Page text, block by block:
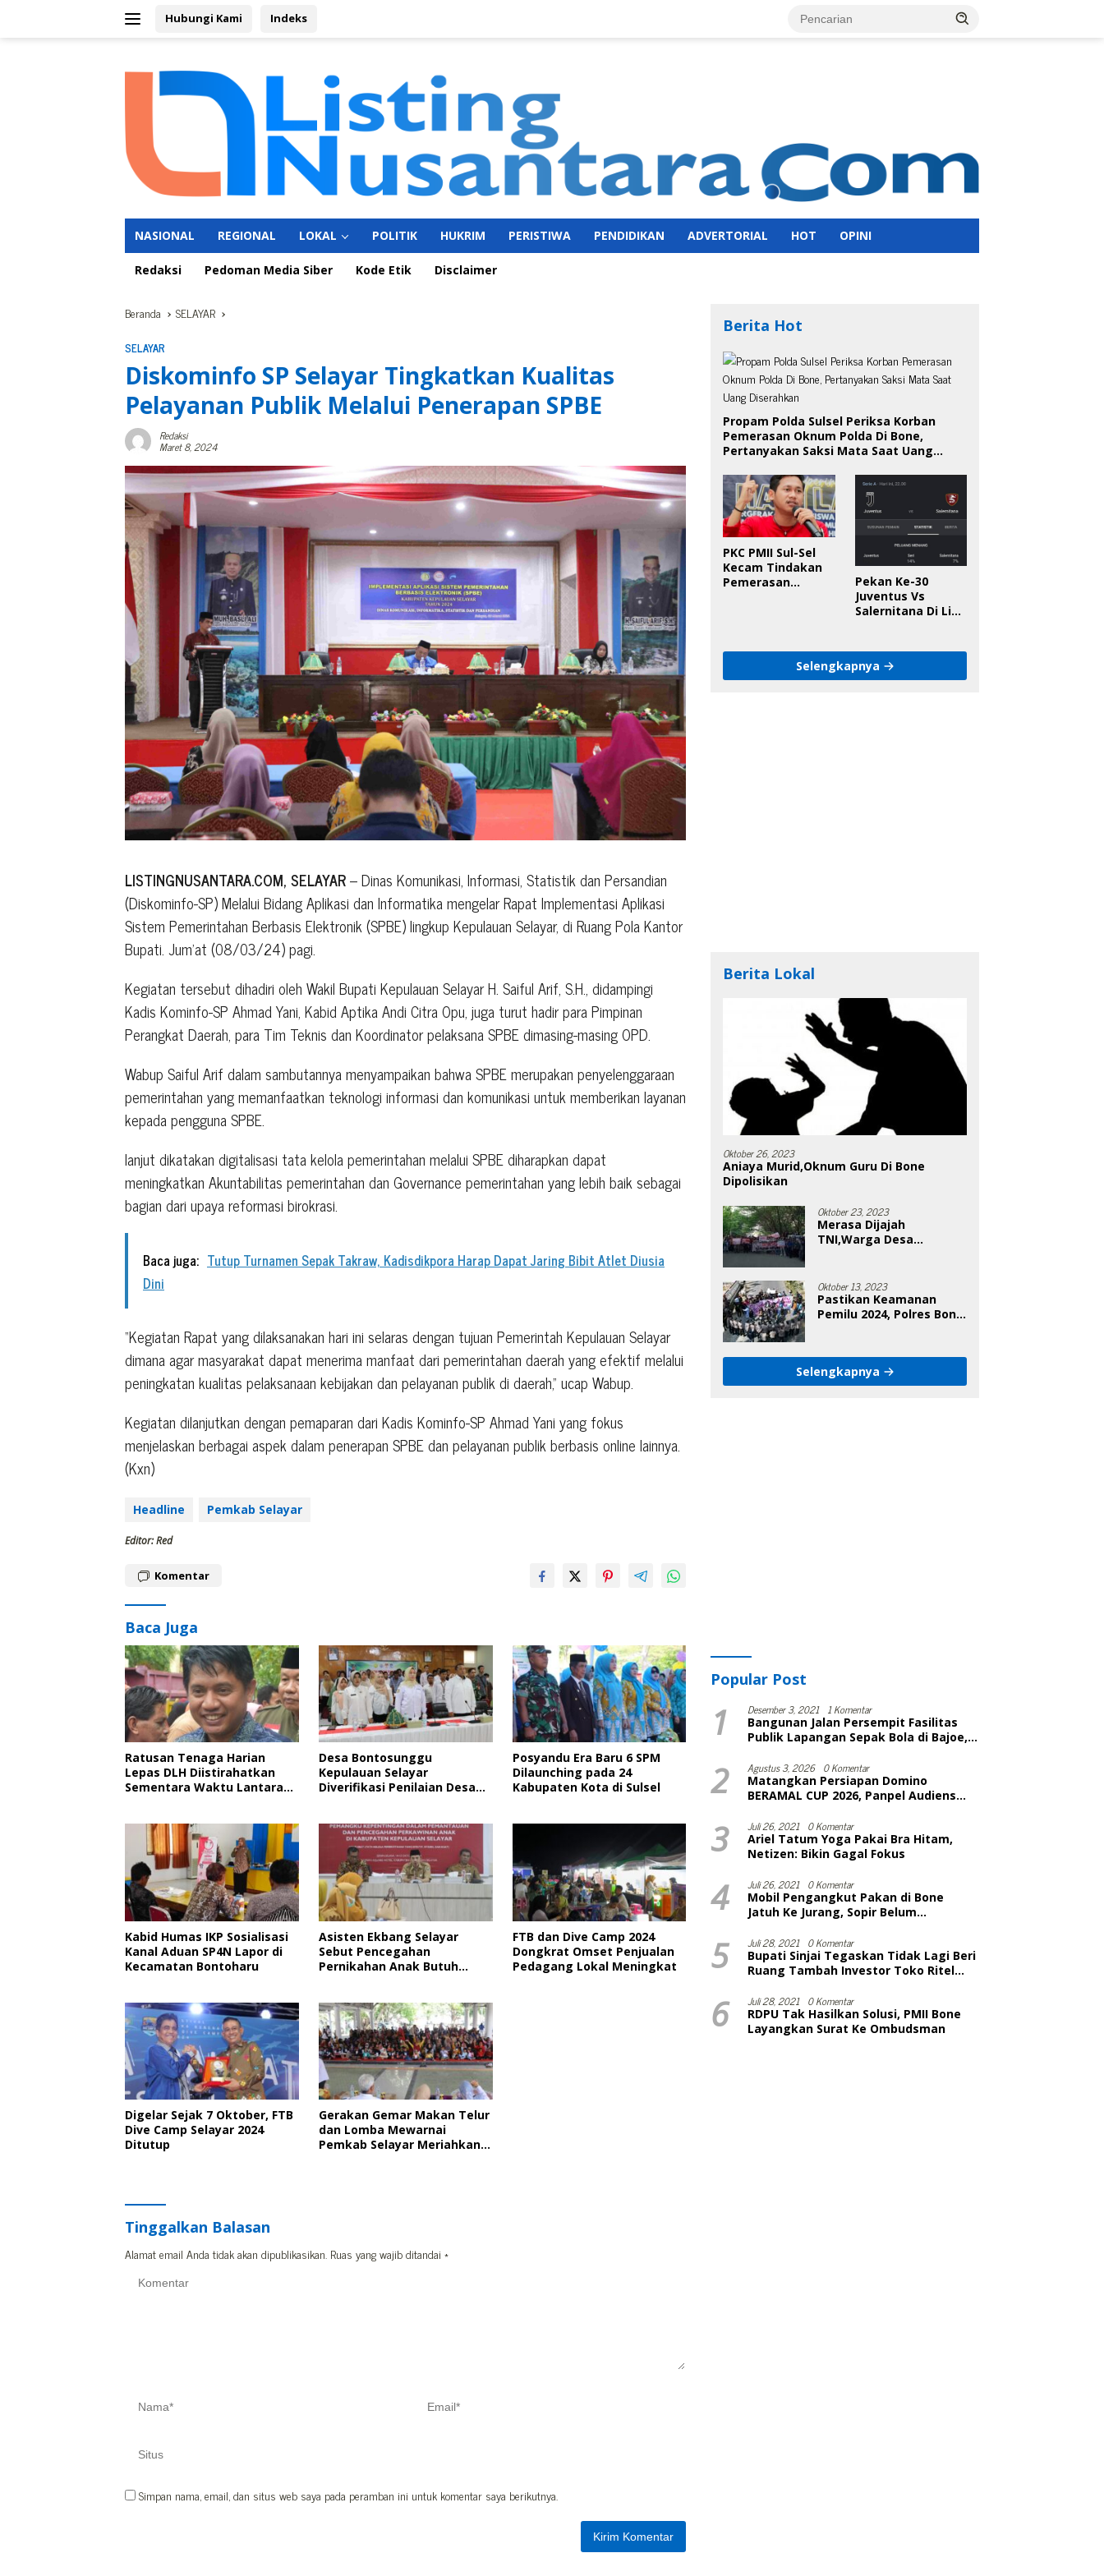
Hubungi Kami Indeks
NASIONAL REGIONAL LOKAL POLITIK HUKRIM PERISTIWA PENDIDIKAN ADVERTORIAL HOT OPINI
Redaksi Pedoman Media Siber Kode Etik Disclaimer
Beranda SELAYAR
SELAYAR
Diskominfo SP Selayar Tingkatkan Kualitas
Pelayanan Publik Melalui Penerapan SPBE
Redaksi
Maret 8, 2024
LISTINGNUSANTARA.COM, SELAYAR– Dinas Komunikasi, Informasi, Statistik dan Persandian
(Diskominfo-SP) Melalui Bidang Aplikasi dan Informatika mengelar Rapat Implementasi Aplikasi
Sistem Pemerintahan Berbasis Elektronik (SPBE) lingkup Kepulauan Selayar, di Ruang Pola Kantor
Bupati. Jum’at (08/03/24) pagi.
Kegiatan tersebut dihadiri oleh Wakil Bupati Kepulauan Selayar H. Saiful Arif, S.H., didampingi
Kadis Kominfo-SP Ahmad Yani, Kabid Aptika Andi Citra Opu, juga turut hadir para Pimpinan
Perangkat Daerah, para Tim Teknis dan Koordinator pelaksana SPBE dimasing-masing OPD.
Wabup Saiful Arif dalam sambutannya menyampaikan bahwa SPBE merupakan penyelenggaraan
pemerintahan yang memanfaatkan teknologi informasi dan komunikasi untuk memberikan layanan
kepada pengguna SPBE.
Ianjut dikatakan digitalisasi tata kelola pemerintahan melalui SPBE diharapkan dapat
meningkatkan Akuntabilitas pemerintahan dan Governance pemerintahan yang lebih baik sebagai
bagian dari upaya reformasi birokrasi.
Baca juga: Tutup Turnamen Sepak Takraw, Kadisdikpora Harap Dapat Jaring Bibit Atlet Diusia
Dini
“Kegiatan Rapat yang dilaksanakan hari ini selaras dengan tujuan Pemerintah Kepulauan Selayar
dimana agar masyarakat dapat menerima manfaat dari pemerintahan daerah yang efektif melalui
peningkatan kualitas pelaksanaan kebijakan dan pelayanan publik di daerah,” ucap Wabup.
Kegiatan dilanjutkan dengan pemaparan dari Kadis Kominfo-SP Ahmad Yani yang fokus
menjelaskan berbagai aspek dalam penerapan SPBE dan pelayanan publik berbasis online lainnya.
(Kxn)
Headline Pemkab Selayar
Editor: Red
Komentar
Baca Juga
Ratusan Tenaga Harian
Lepas DLH Diistirahatkan
Sementara Waktu Lantaran
Desa Bontosunggu
Kepulauan Selayar
Diverifikasi Penilaian Desa
Posyandu Era Baru 6 SPM
Dilaunching pada 24
Kabupaten Kota di Sulsel
Kabid Humas IKP Sosialisasi
Kanal Aduan SP4N Lapor di
Kecamatan Bontoharu
Asisten Ekbang Selayar
Sebut Pencegahan
Pernikahan Anak Butuh
FTB dan Dive Camp 2024
Dongkrat Omset Penjualan
Pedagang Lokal Meningkat
Digelar Sejak 7 Oktober, FTB
Dive Camp Selayar 2024
Ditutup
Gerakan Gemar Makan Telur
dan Lomba Mewarnai
Pemkab Selayar Meriahkan
Tinggalkan Balasan
Alamat email Anda tidak akan dipublikasikan. Ruas yang wajib ditandai *
Simpan nama, email, dan situs web saya pada peramban ini untuk komentar saya berikutnya.
Berita Hot
Propam Polda Sulsel Periksa Korban
Pemerasan Oknum Polda Di Bone,
Pertanyakan Saksi Mata Saat Uang
PKC PMII Sul-Sel
Kecam Tindakan
Pemerasan
Pekan Ke-30
Juventus Vs
Salernitana Di Liga
Selengkapnya
Berita Lokal
Oktober 26, 2023
Aniaya Murid,Oknum Guru Di Bone
Dipolisikan
Oktober 23, 2023
Merasa Dijajah
TNI,Warga Desa
Oktober 13, 2023
Pastikan Keamanan
Pemilu 2024, Polres Bone
Selengkapnya
Popular Post
1 Desember 3, 2021 1 Komentar
Bangunan Jalan Persempit Fasilitas
Publik Lapangan Sepak Bola di Bajoe,
Selesai
2 Agustus 3, 2026 0 Komentar
Matangkan Persiapan Domino
BERAMAL CUP 2026, Panpel Audiens
3 Juli 26, 2021 0 Komentar
Ariel Tatum Yoga Pakai Bra Hitam,
Netizen: Bikin Gagal Fokus
4 Juli 26, 2021 0 Komentar
Mobil Pengangkut Pakan di Bone
Jatuh Ke Jurang, Sopir Belum
5 Juli 28, 2021 0 Komentar
Bupati Sinjai Tegaskan Tidak Lagi Beri
Ruang Tambah Investor Toko Ritel
6 Juli 28, 2021 0 Komentar
RDPU Tak Hasilkan Solusi, PMII Bone
Layangkan Surat Ke Ombudsman